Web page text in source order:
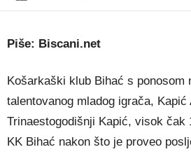
Piše: Biscani.net
Košarkaški klub Bihać s ponosom
talentovanog mladog igrača,
Trinaestogodišnji Kapić, visok čak
KK Bihać nakon što je proveo